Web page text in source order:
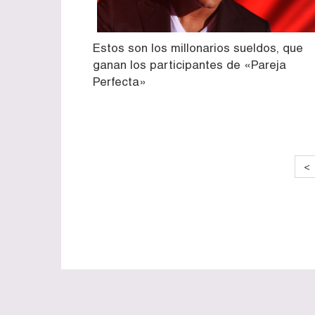
Estos son los millonarios sueldos, que
ganan los participantes de «Pareja
Perfecta»
<